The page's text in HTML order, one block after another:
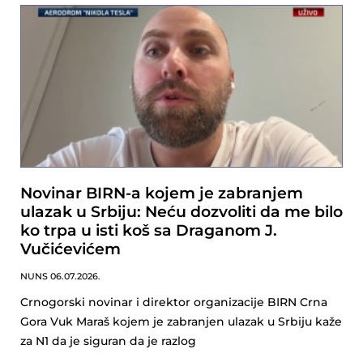
Novinar BIRN-a kojem je zabranjem
ulazak u Srbiju: Neću dozvoliti da me bilo
ko trpa u isti koš sa Draganom J.
Vučićevićem
NUNS 06.07.2026.
Crnogorski novinar i direktor organizacije BIRN Crna
Gora Vuk Maraš kojem je zabranjen ulazak u Srbiju kaže
za N1 da je siguran da je razlog